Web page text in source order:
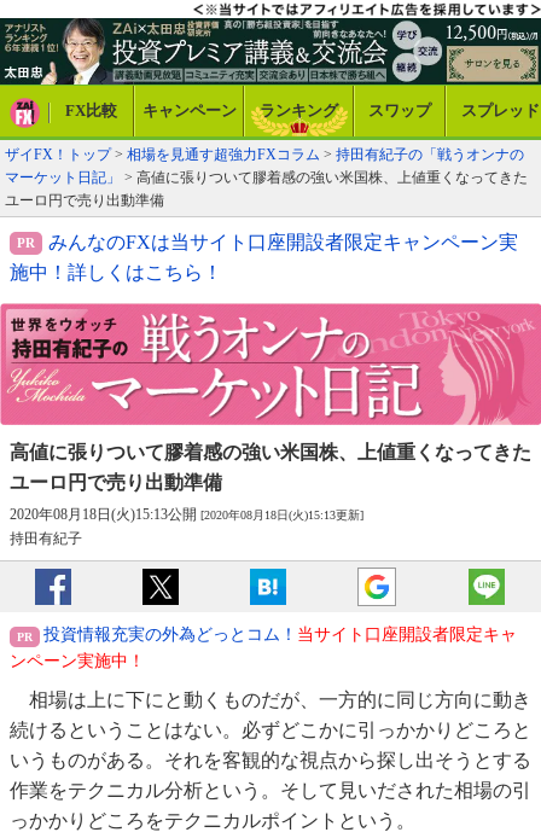
FX比較 キャンペーン ランキング スワップ スプレッド
ザイFX！トップ> 相場を見通す超強力FXコラム > 持田有紀子の「戦うオンナの
マーケット日記」
> 高値に張りついて膠着感の強い米国株、上値重くなってきた
ユーロ円で売り出動準備
みんなのFXは当サイト口座開設者限定キャンペーン実
施中！詳しくはこちら！
高値に張りついて膠着感の強い米国株、
上値重くなってきた
ユーロ円で売り出動準備
2020年08月18日(火)15:13公開 [2020年08月18日(火)15:13更新]
持田有紀子
投資情報充実の外為どっとコム！ 当サイト口座開設者限定キャ
ンペーン実施中！
相場は上に下にと動くものだが、一方的に同じ方向に動き
続けるということはない。必ずどこかに引っかかりどころと
いうものがある。それを客観的な視点から探し出そうとする
作業をテクニカル分析という。そして見いだされた相場の引
っかかりどころをテクニカルポイントという。